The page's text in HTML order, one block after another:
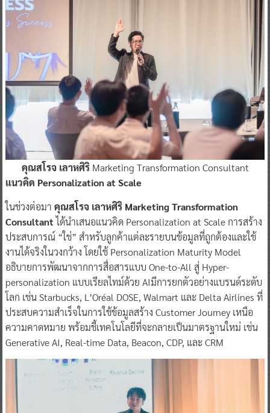
คุณสโรจ เลาหศิริMarketing Transformation Consultant
แนวคิด Personalization at Scale
ในช่วงต่อมา คุณสโรจ เลาหศิริ Marketing Transformation
Consultantได้นำเสนอแนวคิด Personalization at Scale การสร้าง
ประสบการณ์ “ใช่” สำหรับลูกค้าแต่ละรายบนข้อมูลที่ถูกต้องและใช้
งานได้จริงในวงกว้าง โดยใช้ Personalization Maturity Model
อธิบายการพัฒนาจากการสื่อสารแบบ One-to-All สู่ Hyper-
personalization แบบเรียลไทม์ด้วย AIมีการยกตัวอย่างแบรนด์ระดับ
โลก เช่น Starbucks, L’Oréal DOSE, Walmart และ Delta Airlines ที่
ประสบความสำเร็จในการใช้ข้อมูลสร้าง Customer Journey เหนือ
ความคาดหมาย พร้อมชี้เทคโนโลยีที่จะกลายเป็นมาตรฐานใหม่ เช่น
Generative AI, Real-time Data, Beacon, CDP, และ CRM